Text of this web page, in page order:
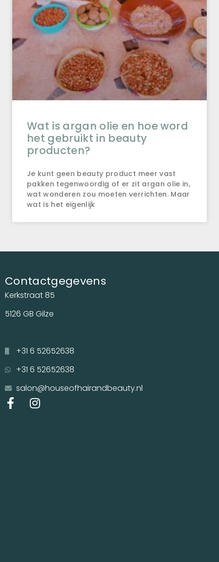
Wat is argan olie en hoe word
het gebruikt in beauty
producten?
Je kunt geen beauty product meer vast
pakken tegenwoordig of er zit argan olie in,
wat wonderen zou moeten verrichten. Maar
wat is het eigenlijk
Contactgegevens
Kerkstraat 85
5126 GB Gilze
+31 6 52652638
+31 6 52652638
salon@houseofhairandbeauty.nl